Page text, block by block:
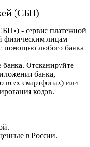
(СБП)
- сервис платежной
физическим лицам
с помощью любого банка-
Отсканируйте
банка,
всех смартфонах) или
кодов.
в России.